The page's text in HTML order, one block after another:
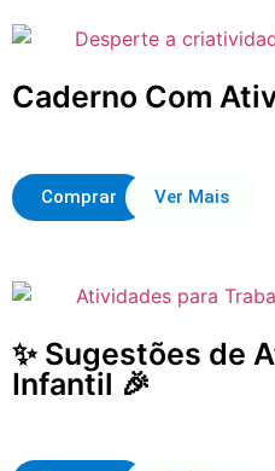
Caderno Com
Comprar Ver Mais
✨ Sugestões de
Infantil 🎉